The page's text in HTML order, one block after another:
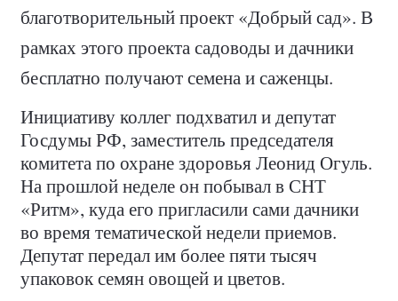
благотворительный проект «Добрый сад». В
рамках этого проекта садоводы и дачники
бесплатно получают семена и саженцы.
Инициативу коллег подхватил и депутат
Госдумы РФ, заместитель председателя
комитета по охране здоровья Леонид Огуль.
На прошлой неделе он побывал в СНТ
«Ритм», куда его пригласили сами дачники
во время тематической недели приемов.
Депутат передал им более пяти тысяч
упаковок семян овощей и цветов.